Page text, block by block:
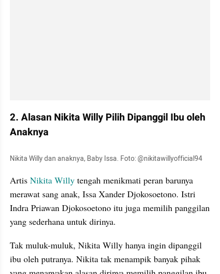
2. Alasan Nikita Willy Pilih Dipanggil Ibu oleh
Anaknya
Nikita Willy dan anaknya, Baby Issa. Foto: @nikitawillyofficial94
Artis Nikita Willy tengah menikmati peran barunya
merawat sang anak, Issa Xander Djokosoetono. Istri
Indra Priawan Djokosoetono itu juga memilih panggilan
yang sederhana untuk dirinya.
Tak muluk-muluk, Nikita Willy hanya ingin dipanggil
ibu oleh putranya. Nikita tak menampik banyak pihak